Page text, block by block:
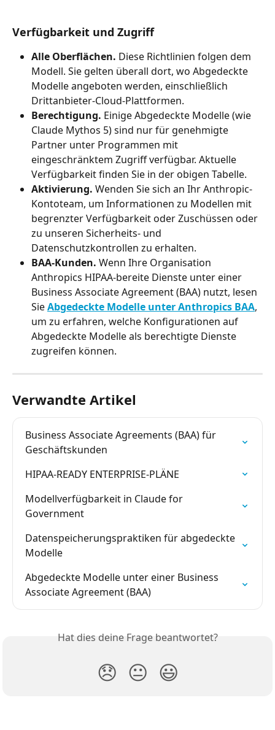
Verfügbarkeit und Zugriff
Alle Oberflächen. Diese Richtlinien folgen dem
Modell. Sie gelten überall dort, wo Abgedeckte
Modelle angeboten werden, einschließlich
Drittanbieter-Cloud-Plattformen.
Berechtigung. Einige Abgedeckte Modelle (wie
Claude Mythos 5) sind nur für genehmigte
Partner unter Programmen mit
eingeschränktem Zugriff verfügbar. Aktuelle
Verfügbarkeit finden Sie in der obigen Tabelle.
Aktivierung. Wenden Sie sich an Ihr Anthropic-
Kontoteam, um Informationen zu Modellen mit
begrenzter Verfügbarkeit oder Zuschüssen oder
zu unseren Sicherheits- und
Datenschutzkontrollen zu erhalten.
BAA-Kunden. Wenn Ihre Organisation
Anthropics HIPAA-bereite Dienste unter einer
Business Associate Agreement (BAA) nutzt, lesen
Sie Abgedeckte Modelle unter Anthropics BAA,
um zu erfahren, welche Konfigurationen auf
Abgedeckte Modelle als berechtigte Dienste
zugreifen können.
Verwandte Artikel
Business Associate Agreements (BAA) für
Geschäftskunden
HIPAA-READY ENTERPRISE-PLÄNE
Modellverfügbarkeit in Claude for
Government
Datenspeicherungspraktiken für abgedeckte
Modelle
Abgedeckte Modelle unter einer Business
Associate Agreement (BAA)
Hat dies deine Frage beantwortet?
😞 😐 😃